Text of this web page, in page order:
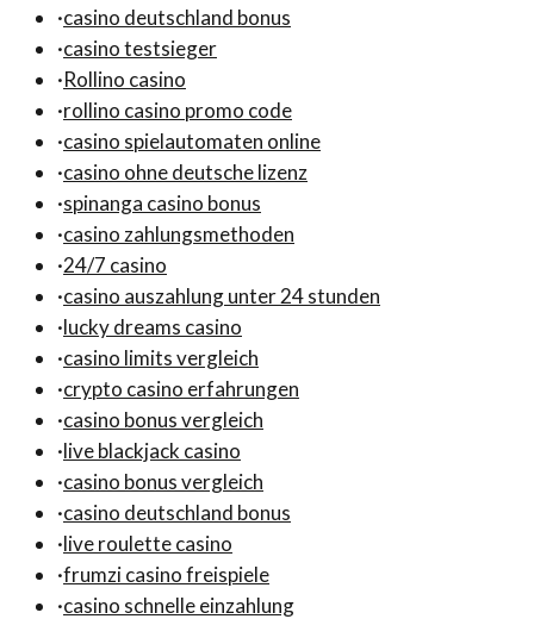
·casino deutschland bonus
·casino testsieger
·Rollino casino
·rollino casino promo code
·casino spielautomaten online
·casino ohne deutsche lizenz
·spinanga casino bonus
·casino zahlungsmethoden
·24/7 casino
·casino auszahlung unter 24 stunden
·lucky dreams casino
·casino limits vergleich
·crypto casino erfahrungen
·casino bonus vergleich
·live blackjack casino
·casino bonus vergleich
·casino deutschland bonus
·live roulette casino
·frumzi casino freispiele
·casino schnelle einzahlung